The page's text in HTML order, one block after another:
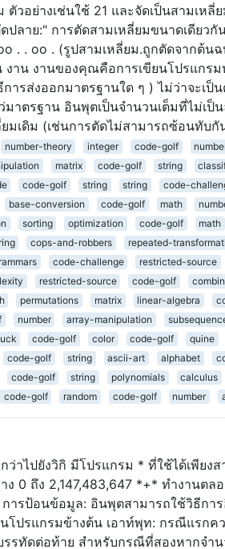
ตัวอย่างเช่นใช้ 21 และจัดเป็นสามเหลี่
ลาย:" การตัดสามเหลี่ยมขนาดเดียว
. . oo . (รูปสามเหลี่ยม.ถูกตัดจากต้น
งาน งานของคุณคือการเขียนโปรแกร
ารส่งออกมาตรฐานใด ๆ ) ไม่ว่าจะเป็
าตรฐาน อินพุตเป็นจำนวนเต็มที่ไม่เป็
มเดิม (เช่นการตัดไม่สามารถซ้อนทับ
number-theory integer code-golf
matrix code-golf string
code-golf string string code-
base-conversion code-golf math
sorting optimization code-golf math
cops-and-robbers repeated-
code-challenge restricted-source
restricted-source code-golf
permutations matrix linear-algebra
number array-manipulation
code-golf color code-golf quine
code-golf string ascii-art alphabet
code-golf string polynomials calculus
code-golf random code-golf number
าไปยังวิกิ มีโปรแกรม * ที่ใช้ได้เพียง
0 ถึง 2,147,483,647 *+* ทำงานตล
ารป้อนข้อมูล: อินพุตสามารถใช้วิธีกา
โปรแกรมข้างต้น เอาท์พุท: กรณีแรกค
รทัดต่อท้าย สำหรับกรณีที่สองหากจำ